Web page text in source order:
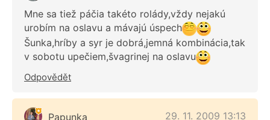
Mne sa tiež páčia takéto rolády,vždy nejakú
urobím na oslavu a mávajú úspech
Šunka,hríby a syr je dobrá,jemná kombinácia,tak
v sobotu upečiem,švagrinej na oslavu
Odpovědět
Papunka
29. 11. 2009 13:13